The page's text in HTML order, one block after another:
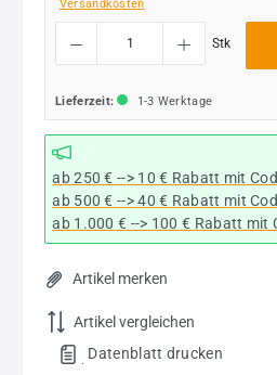
Versandkosten
Produkt Anzahl: Gib den gewünschten
Stk
Lieferzeit: 1-3 Werktage
ab 250 € --> 10 € Rabatt mit
ab 500 € --> 40 € Rabatt mit
ab 1.000 € --> 100 € Rabatt mit
Artikel merken
Artikel vergleichen
. Datenblatt drucken